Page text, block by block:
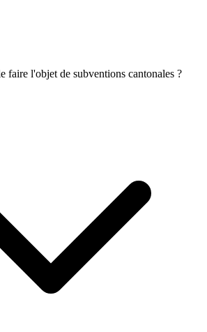
faire l'objet de subventions cantonales ?